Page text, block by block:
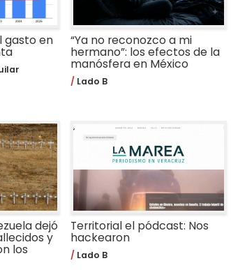
gasto en “Ya no reconozco a mi
hermano”: los efectos de la
manósfera en México
Lado B
dejó
y
los
Territorial el pódcast: Nos
hackearon
Lado B